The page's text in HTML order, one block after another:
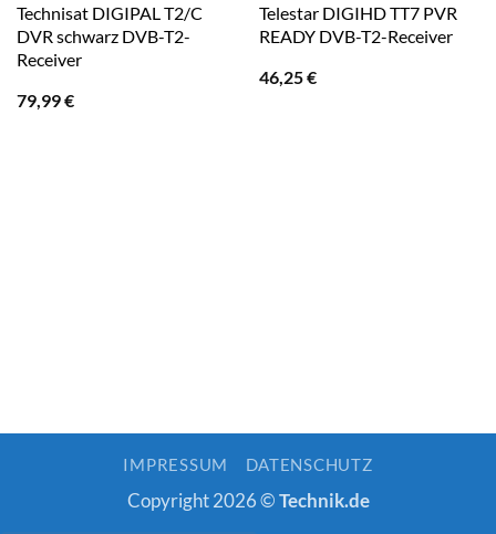
Technisat DIGIPAL T2/C
DVR schwarz DVB-T2-
Receiver
79,99€
Telestar DIGIHD TT7 PVR
READY DVB-T2-Receiver
46,25€
IMPRESSUM DATENSCHUTZ
Copyright 2026 ©Technik.de